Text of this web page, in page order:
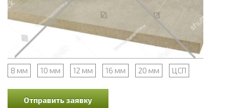
8 мм 10 мм 12 мм 16 мм 20 мм ЦСП
Отправить заявку